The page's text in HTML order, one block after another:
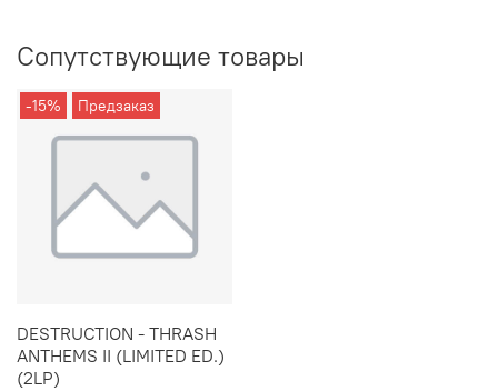
Сопутствующие товары
-15% Предзаказ
DESTRUCTION - THRASH
ANTHEMS II (LIMITED ED.)
(2LP)